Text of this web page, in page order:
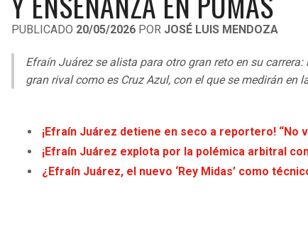
PUBLICADO 20/05/2026 POR JOSÉ LUIS MENDOZA
Efraín Juárez se alista para otro gran reto en su
gran rival como es Cruz Azul, con el que se medirán en
¡Efraín Juárez detiene en seco a reportero! “No
¡Efraín Juárez explota por la polémica arbitral
¿Efraín Juárez, el nuevo ‘Rey Midas’ como